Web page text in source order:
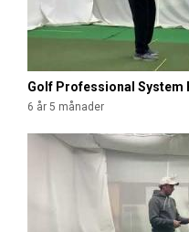
Golf Professional System
6 år 5 månader